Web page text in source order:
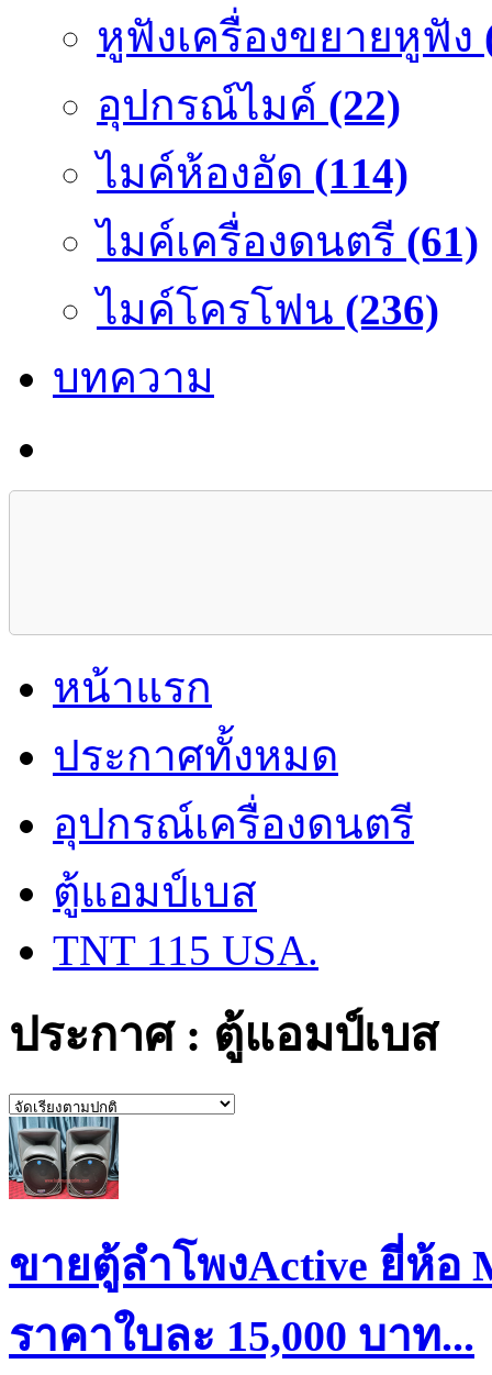
หูฟังเครื่องขยายหูฟัง
อุปกรณ์ไมค์ (22)
ไมค์ห้องอัด (114)
ไมค์เครื่องดนตรี (61)
ไมค์โครโฟน (236)
บทความ
หน้าแรก
ประกาศทั้งหมด
อุปกรณ์เครื่องดนตรี
ตู้แอมป์เบส
TNT 115 USA.
ประกาศ : ตู้แอมป์เบส
ขายตู้ลำโพงActive ยี่ห้อ
ราคาใบละ 15,000 บาท...